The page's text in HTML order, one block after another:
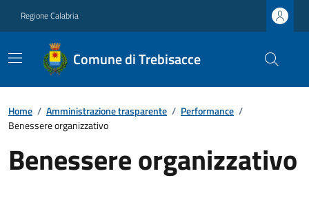
Regione Calabria
Comune di Trebisacce
Home / Amministrazione trasparente / Performance /
Benessere organizzativo
Benessere organizzativo